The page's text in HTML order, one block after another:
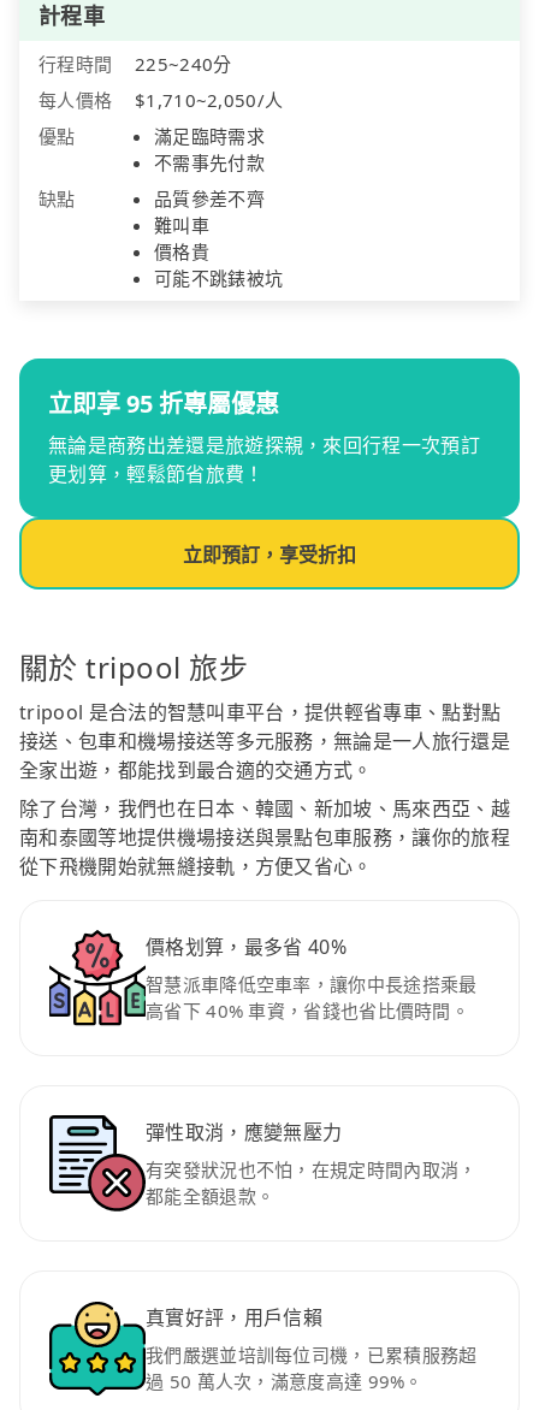
計程車
行程時間
225~240分
每人價格
$1,710~2,050/人
優點
滿足臨時需求
不需事先付款
缺點
品質參差不齊
難叫車
價格貴
可能不跳錶被坑
立即享 95 折專屬優惠
無論是商務出差還是旅遊探親，來回行程一次預訂
更划算，輕鬆節省旅費！
立即預訂，享受折扣
關於 tripool 旅步
tripool 是合法的智慧叫車平台，提供輕省專車、點對點
接送、包車和機場接送等多元服務，無論是一人旅行還是
全家出遊，都能找到最合適的交通方式。
除了台灣，我們也在日本、韓國、新加坡、馬來西亞、越
南和泰國等地提供機場接送與景點包車服務，讓你的旅程
從下飛機開始就無縫接軌，方便又省心。
價格划算，最多省 40%
智慧派車降低空車率，讓你中長途搭乘最
高省下 40% 車資，省錢也省比價時間。
彈性取消，應變無壓力
有突發狀況也不怕，在規定時間內取消，
都能全額退款。
真實好評，用戶信賴
我們嚴選並培訓每位司機，已累積服務超
過 50 萬人次，滿意度高達 99%。